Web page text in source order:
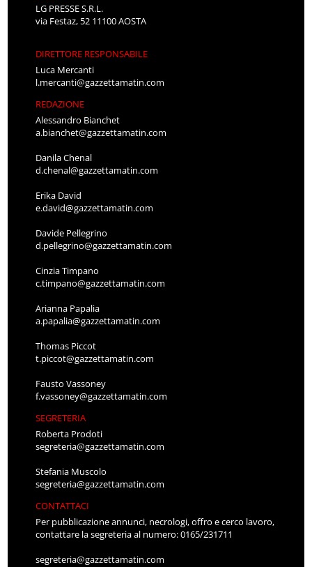
LG PRESSE S.R.L.
via Festaz, 52 11100 AOSTA
DIRETTORE RESPONSABILE
Luca Mercanti
l.mercanti@gazzettamatin.com
REDAZIONE
Alessandro Bianchet
a.bianchet@gazzettamatin.com
Danila Chenal
d.chenal@gazzettamatin.com
Erika David
e.david@gazzettamatin.com
Davide Pellegrino
d.pellegrino@gazzettamatin.com
Cinzia Timpano
c.timpano@gazzettamatin.com
Arianna Papalia
a.papalia@gazzettamatin.com
Thomas Piccot
t.piccot@gazzettamatin.com
Fausto Vassoney
f.vassoney@gazzettamatin.com
SEGRETERIA
Roberta Prodoti
segreteria@gazzettamatin.com
Stefania Muscolo
segreteria@gazzettamatin.com
CONTATTACI
Per pubblicazione annunci, necrologi, offro e cerco lavoro,
contattare la segreteria al numero: 0165/231711
segreteria@gazzettamatin.com